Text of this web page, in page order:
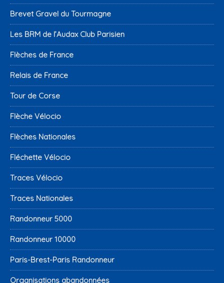
Brevet Gravel du Tourmagne
Les BRM de l’Audax Club Parisien
Flèches de France
Relais de France
Tour de Corse
Flèche Vélocio
Flèches Nationales
Fléchette Vélocio
Traces Vélocio
Traces Nationales
Randonneur 5000
Randonneur 10000
Paris-Brest-Paris Randonneur
Organisations abandonnées